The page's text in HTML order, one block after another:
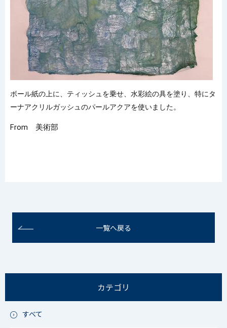
ボール紙の上に、ティッシュを乗せ、水彩絵の具を塗り、特にタ
ーナアクリルガッシュのパールアクアを使いました。
From 美術部
一覧へ戻る
カテゴリ
すべて